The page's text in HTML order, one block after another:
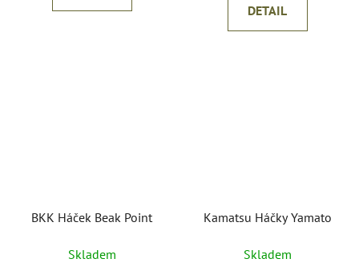
DETAIL
BKK Háček Beak Point
Skladem
Kamatsu Háčky Yamato
Skladem